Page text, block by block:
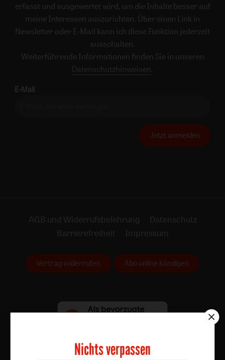
erfasst und ausgewertet wird, um die Inhalte besser auf
meine Interessen auszurichten. Über einen Link in
Newsletter oder E-Mail kann ich diese Funktion jederzeit
ausschalten.
Weiterführende Informationen finden Sie in unseren
Datenschutzhinweisen .
E-Mail
Jetzt anmelden
AGB und Widerrufsbelehrung
Datenschutz
Barrierefreiheit
Impressum
Vertrag widerrufen Abo online kündigen
Nichts verpassen